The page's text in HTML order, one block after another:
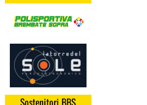
Sostenitori BBS